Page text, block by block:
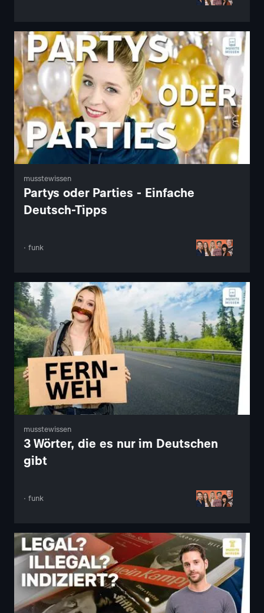
musstewissen
Partys oder Parties - Einfache
Deutsch-Tipps
· funk
musstewissen
3 Wörter, die es nur im Deutschen
gibt
· funk